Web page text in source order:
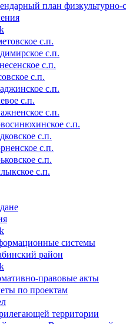
план
с.п.
с.п.
с.п.
с.п.
с.п.
с.п.
с.п.
с.п.
с.п.
с.п.
с.п.
с.п.
системы
район
правовые акты
по проектам
территории